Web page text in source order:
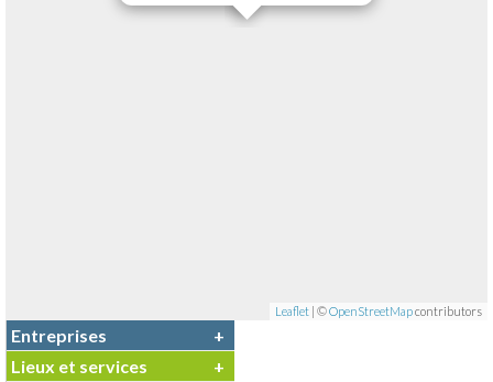
Leaflet | ©OpenStreetMapcontributors
Entreprises
+
Lieux et services
+